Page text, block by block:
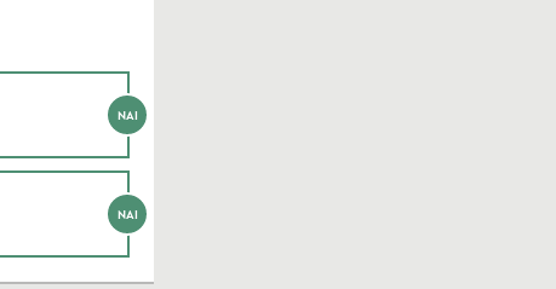
ΝΑΙ
ΝΑΙ